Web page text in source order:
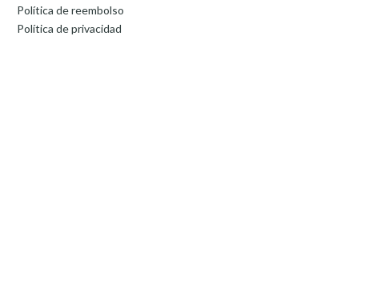
Política de reembolso
Política de privacidad